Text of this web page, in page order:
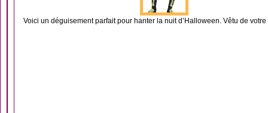
Voici un déguisement parfait pour hanter la nuit d’Halloween. Vêtu de